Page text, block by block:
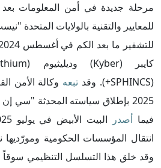
مرحلة جديدة في أمن المعلومات
(SPHINCS+). وقد
تبعه وكالة الأمن
فيما أصدر
انتقال المؤسسات الحكومية ومورّديها
وقد خلق هذا التسلسل التنظيمي سوقاً